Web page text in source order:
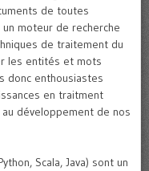
de toutes
moteur de recherche
de traitement du
les entités et mots
donc enthousiastes
en traitment
développement de nos
Scala, Java) sont un